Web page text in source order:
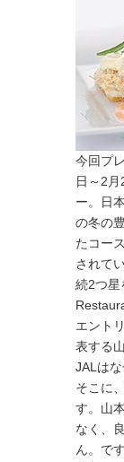
今回プ
日～2
ー。日
の冬の
たコー
されて
続2つ星
エント
表する
JALは
そこに
す。山
なく、
ん。で